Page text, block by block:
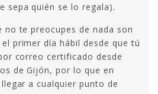
sepa quién se lo regala).
no te preocupes de nada son
primer día hábil desde que tú
correo certificado desde
de Gijón, por lo que en
a cualquier punto de